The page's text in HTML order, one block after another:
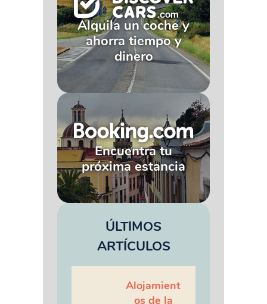
Alquila un coche y
ahorra tiempo y
dinero
Encuentra tu
próxima estancia
ÚLTIMOS
ARTÍCULOS
Alojamient
os de la